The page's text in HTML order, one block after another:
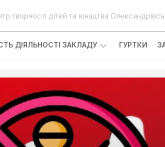
творчості дітей та юнацтва
ДІЯЛЬНОСТІ ЗАКЛАДУ ГУРТКИ